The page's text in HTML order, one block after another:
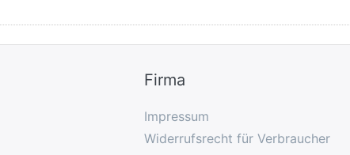
Firma
Impressum
Widerrufsrecht für Verbraucher